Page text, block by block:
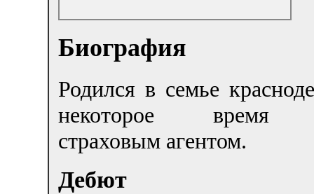
Биография
Родился в семье
некоторое время
страховым агентом.
Дебют